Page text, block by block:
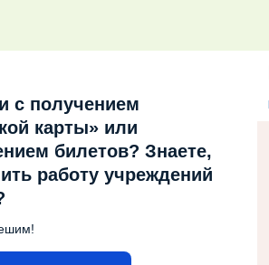
с получением
карты» или
билетов? Знаете,
работу учреждений